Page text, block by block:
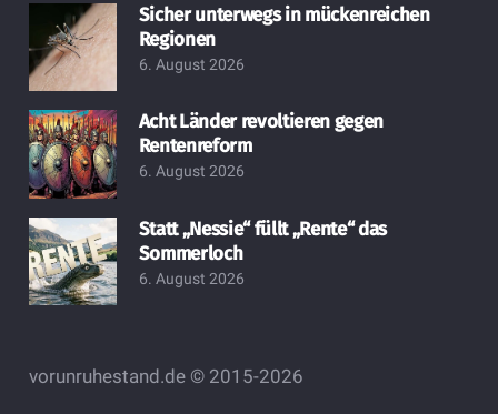
Sicher unterwegs in mückenreichen
Regionen
6. August 2026
Acht Länder revoltieren gegen
Rentenreform
6. August 2026
Statt „Nessie“ füllt „Rente“ das
Sommerloch
6. August 2026
vorunruhestand.de © 2015-2026